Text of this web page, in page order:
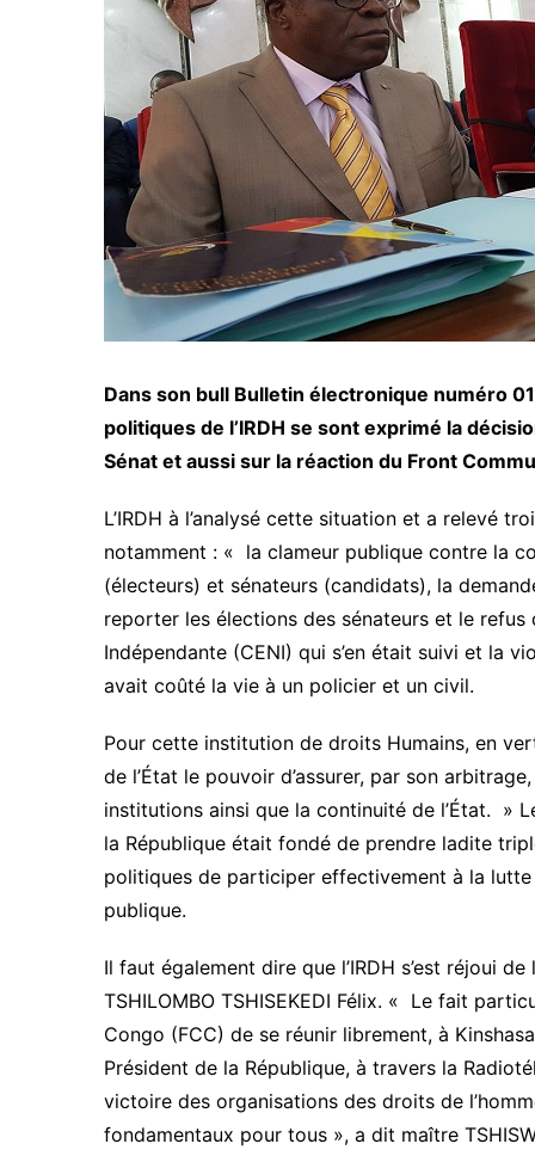
Dans son bull Bulletin électronique numéro
politiques de l’IRDH se sont exprimé la
Sénat et aussi sur la réaction du Front
L’IRDH à l’analysé cette situation et a relevé
notamment : « la clameur publique contre la
(électeurs) et sénateurs (candidats), la
reporter les élections des sénateurs et le
Indépendante (CENI) qui s’en était suivi et la
avait coûté la vie à un policier et un civil.
Pour cette institution de droits Humains, en
de l’État le pouvoir d’assurer, par son
institutions ainsi que la continuité de l’État. »
la République était fondé de prendre ladite
politiques de participer effectivement à la
publique.
Il faut également dire que l’IRDH s’est réjoui
TSHILOMBO TSHISEKEDI Félix. « Le fait
Congo (FCC) de se réunir librement, à
Président de la République, à travers la
victoire des organisations des droits de
fondamentaux pour tous », a dit maître